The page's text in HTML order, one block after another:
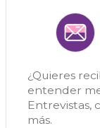
¿Quieres
entender
Entrevistas,
más.